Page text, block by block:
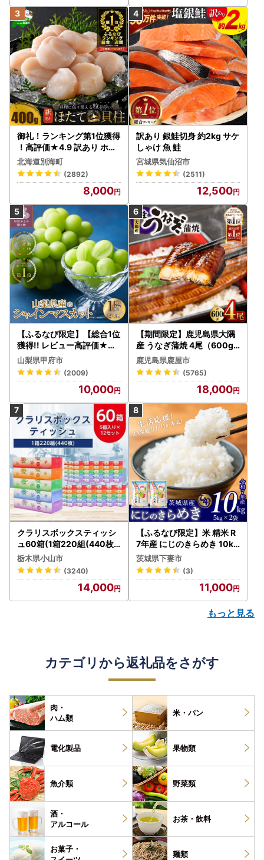
御礼！ランキング第1位獲得
！高評価★4.9 訳あり ホタ
テ 400g（ほたて 帆立 貝柱
冷凍 ）
北海道別海町
(2892)
8,000
訳あり 銀鮭切身 約2kg サケ
しゃけ 魚 鮭
宮城県気仙沼市
(2511)
12,500
【ふるなび限定】【総合1位
獲得!! レビュー高評価★】
〈2026年度配送分〉山梨
県産 シャインマスカット 2
～3房（1.0kg以上）シャイ
ン フルーツ FN-Limited-S
P
山梨県甲府市
(2009)
10,000
【期間限定】鹿児島県大隅
産 うなぎ蒲焼 4尾（600g
） KN007-004-04-cp18
うなぎ 鰻 魚 惣菜 総菜
鹿児島県鹿屋市
(5765)
18,000
クラリスボックスティッシ
ュ60箱(1箱220組(440枚))
(5個入り×12セット)【配送
不可地域：離島・沖縄県】
【1256759】
栃木県小山市
(3240)
14,000
【ふるなび限定】米 精米 R
7年産 にじのきらめき 10kg
10月 FN-Limited-PR
茨城県下妻市
(3)
11,000
もっと見る
カテゴリから返礼品をさがす
肉・
ハム類
米・パン
電化製品 果物類
魚介類 野菜類
酒・
アルコール
お茶・ 飲料
お菓子・
麺類